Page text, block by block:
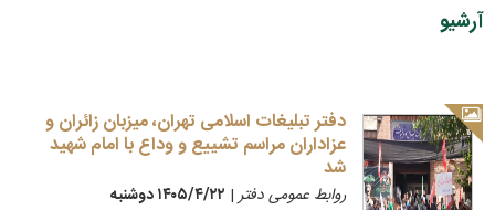
آرشیو
دفتر تبلیغات اسلامی تهران، میزبان زائران و
عزاداران مراسم تشییع و وداع با امام شهید
شد
روابط عمومی دفتر| ۱۴۰۵/۴/۲۲ دوشنبه